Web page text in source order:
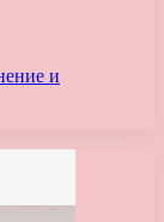
и